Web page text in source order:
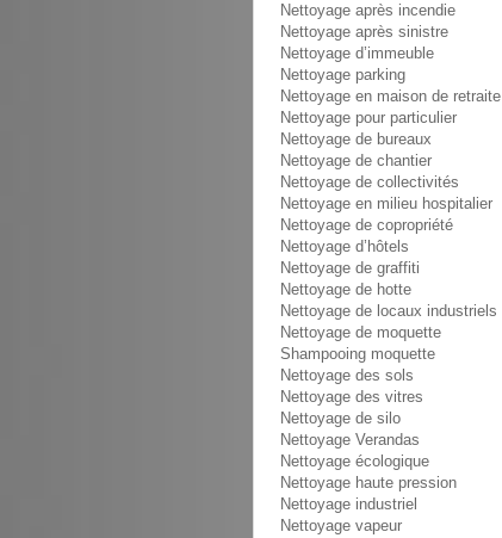
Nettoyage après incendie
Nettoyage après sinistre
Nettoyage d’immeuble
Nettoyage parking
Nettoyage en maison de retraite
Nettoyage pour particulier
Nettoyage de bureaux
Nettoyage de chantier
Nettoyage de collectivités
Nettoyage en milieu hospitalier
Nettoyage de copropriété
Nettoyage d’hôtels
Nettoyage de graffiti
Nettoyage de hotte
Nettoyage de locaux industriels
Nettoyage de moquette
Shampooing moquette
Nettoyage des sols
Nettoyage des vitres
Nettoyage de silo
Nettoyage Verandas
Nettoyage écologique
Nettoyage haute pression
Nettoyage industriel
Nettoyage vapeur